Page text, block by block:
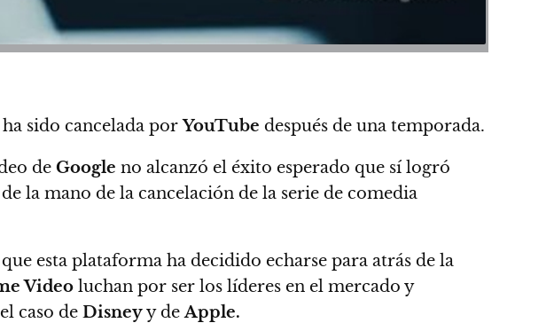
ha sido cancelada porYouTube después de una temporada.
de Google no alcanzó el éxito esperado que sí logró
la mano de la cancelación de la serie de comedia
esta plataforma ha decidido echarse para atrás de la
Video luchan por ser los líderes en el mercado y
caso de Disneyy deApple.